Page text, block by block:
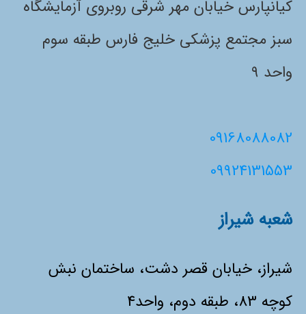
کیانپارس خیابان مهر شرقی روبروی آزمایشگاه
سبز مجتمع پزشکی خلیج فارس طبقه سوم
واحد ۹
09168088082
09924131553
شعبه شیراز
شیراز، خیابان قصر دشت، ساختمان نبش
کوچه 83، طبقه دوم، واحد4